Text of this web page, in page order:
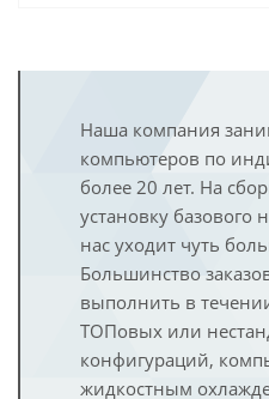
Наша компания
компьютеров по
более 20 лет. На
установку базового
нас уходит чуть
Большинство
выполнить в
ТОПовых или
конфигураций,
жидкостным